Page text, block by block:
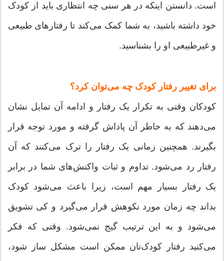
است. دانستن اینکه در هر سنی چه انتظاری باید از کودک
خود داشته باشید، به شما کمک می‌کند تا رفتارهای طبیعی
و غیرطبیعی او را بشناسید.
برای تغییر رفتار کودک چه می‌توان کرد؟
کودکان وقتی به تکرار یک رفتار و ادامه آن تمایل نشان
می‌دهند که به خاطر آن پاداش گرفته و مورد توجه قرار
بگیرند. همچنین زمانی یک رفتار را ترک می‌کنند که آن
رفتار رد می‌شود. تداوم و ثبات واکنش‌های شما در برابر
یک رفتار بسیار مهم است، زیرا باعث می‌شود کودک
بداند چه زمان مورد نکوهش قرار می‌گیرد و کی تشویق
می‌شود و به این ترتیب گیج نمی‌شود. وقتی که فکر
می‌کنید رفتار کودک‌تان ممکن است مشکل ساز شود،